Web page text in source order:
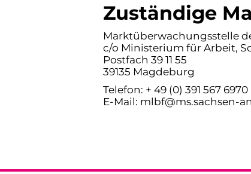
Zuständige
Marktüberwachungsstelle
c/o Ministerium für Arbeit,
Postfach 39 11 55
39135 Magdeburg
Telefon: + 49 (0) 391 567 6970
E-Mail: mlbf@ms.sachsen-